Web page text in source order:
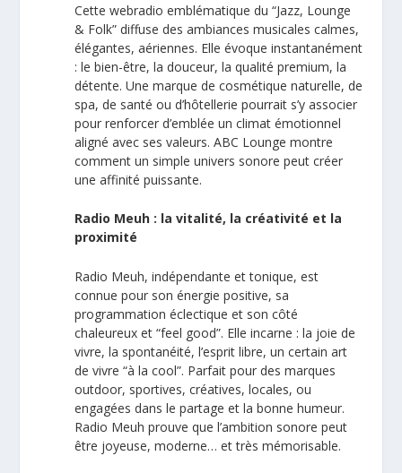
Cette webradio emblématique du “Jazz, Lounge
& Folk” diffuse des ambiances musicales calmes,
élégantes, aériennes. Elle évoque instantanément
: le bien-être, la douceur, la qualité premium, la
détente. Une marque de cosmétique naturelle, de
spa, de santé ou d’hôtellerie pourrait s’y associer
pour renforcer d’emblée un climat émotionnel
aligné avec ses valeurs. ABC Lounge montre
comment un simple univers sonore peut créer
une affinité puissante.
Radio Meuh: la vitalité, la créativité et la
proximité
Radio Meuh, indépendante et tonique, est
connue pour son énergie positive, sa
programmation éclectique et son côté
chaleureux et “feel good”. Elle incarne : la joie de
vivre, la spontanéité, l’esprit libre, un certain art
de vivre “à la cool”. Parfait pour des marques
outdoor, sportives, créatives, locales, ou
engagées dans le partage et la bonne humeur.
Radio Meuh prouve que l’ambition sonore peut
être joyeuse, moderne… et très mémorisable.